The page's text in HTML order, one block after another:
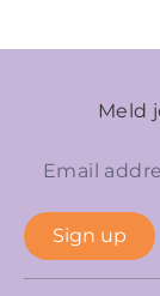
Meld
Sign up